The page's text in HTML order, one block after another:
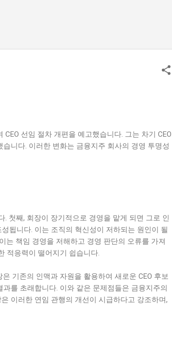
선임 절차 개편을 예고했습니다. 그는 차기 CEO
니다. 이러한 변화는 금융지주 회사의 경영 투명성
첫째, 회장이 장기적으로 경영을 맡게 되면 그로 인
됩니다. 이는 조직의 혁신성이 저하되는 원인이 될
는 책임 경영을 저해하고 경영 판단의 오류를 가져
적응력이 떨어지기 쉽습니다.
기존의 인맥과 자원을 활용하여 새로운 CEO 후보
를 초래합니다. 이와 같은 문제점들은 금융지주의
이러한 연임 관행의 개선이 시급하다고 강조하며,